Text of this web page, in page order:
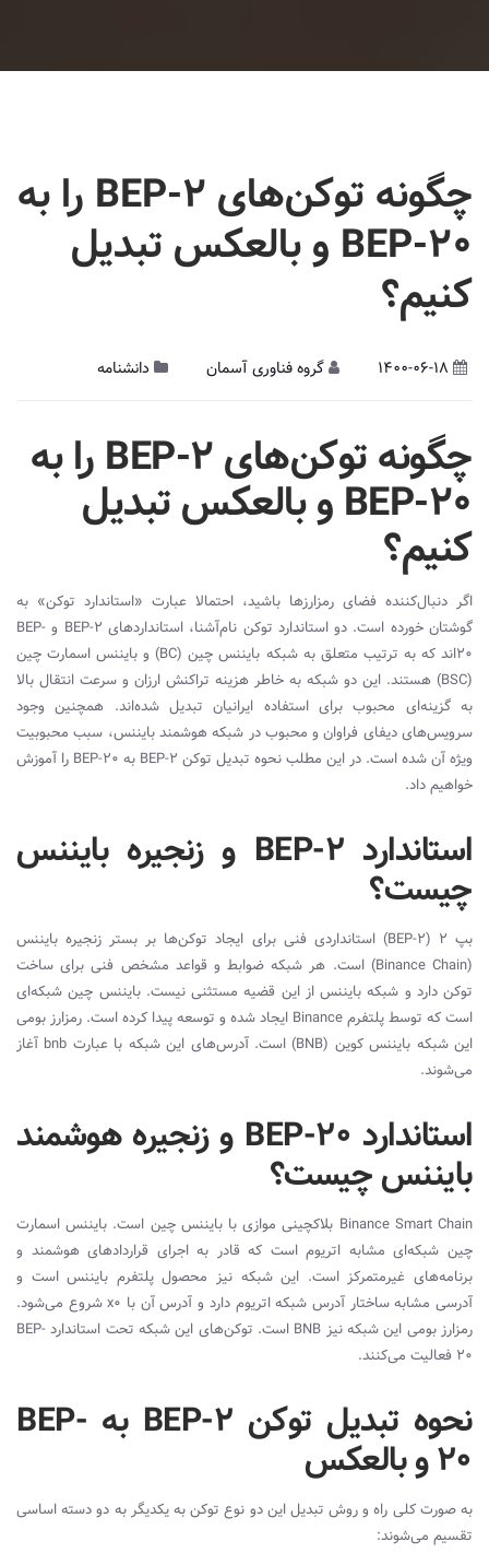
چگونه توکن‌های BEP-2 را به
BEP-20 و بالعکس تبدیل
کنیم؟
1400-06-18 گروه فناوری آسمان دانشنامه
چگونه توکن‌های BEP-2 را به
BEP-20 و بالعکس تبدیل
کنیم؟
اگر دنبال‌کننده فضای رمزارزها باشید، احتمالا عبارت «استاندارد توکن» به
گوشتان خورده است. دو استاندارد توکن نام‌آشنا، استانداردهای BEP-2 و BEP-
20‌اند که به ترتیب متعلق به شبکه بایننس چین (BC) و بایننس اسمارت چین
(
BSC) هستند. این دو شبکه به خاطر هزینه تراکنش ارزان و سرعت انتقال بالا
به گزینه‌ای محبوب برای استفاده ایرانیان تبدیل شده‌اند. همچنین وجود
سرویس‌های دیفای فراوان و محبوب در شبکه هوشمند بایننس، سبب محبوبیت
ویژه آن شده است. در این مطلب نحوه تبدیل توکن BEP-2 به BEP-20 را آموزش
خواهیم داد.
استاندارد BEP-2 و زنجیره بایننس
چیست؟
بپ ۲ ( BEP-2) استانداردی فنی برای ایجاد توکن‌ها بر بستر زنجیره بایننس
(
Binance Chain) است. هر شبکه ضوابط و قواعد مشخص فنی برای ساخت
توکن دارد و شبکه بایننس از این قضیه مستثنی نیست. بایننس چین شبکه‌ای
است که توسط پلتفرمBinance ایجاد شده و توسعه پیدا کرده است. رمزارز بومی
این شبکه بایننس کوین (BNB) است. آدرس‌های این شبکه با عبارت bnb آغاز
می‌شوند.
استاندارد BEP-20 و زنجیره هوشمند
بایننس چیست؟
Binance Smart Chain بلاکچینی موازی با بایننس چین است. بایننس اسمارت
چین شبکه‌ای مشابه اتریوم است که قادر به اجرای قراردادهای هوشمند و
برنامه‌های غیرمتمرکز است. این شبکه نیز محصول پلتفرم بایننس است و
آدرسی مشابه ساختار آدرس شبکه اتریوم دارد و آدرس آن با 0 xشروع می‌شود.
رمزارز بومی این شبکه نیز BNB است. توکن‌های این شبکه تحت استانداردBEP-
20 فعالیت می‌کنند.
نحوه تبدیل توکن‌ BEP-2 به BEP-
20 و بالعکس
به صورت کلی راه و روش تبدیل این دو نوع توکن به یکدیگر به دو دسته اساسی
تقسیم می‌شوند: